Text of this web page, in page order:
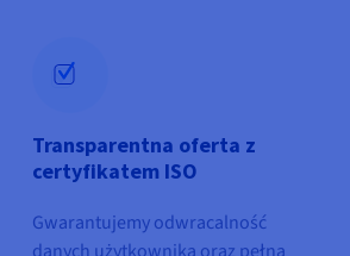
Transparentna oferta z
certyfikatem ISO
Gwarantujemy odwracalność